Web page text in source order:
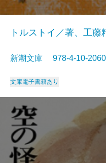
トルストイ／著、工藤
新潮文庫 978-4-10-
文庫電子書籍あり